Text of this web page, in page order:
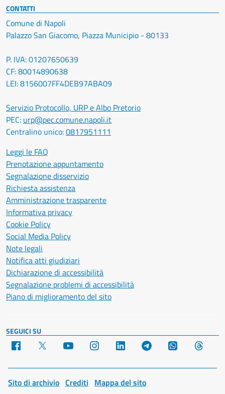
CONTATTI
Comune di Napoli
Palazzo San Giacomo, Piazza Municipio - 80133
P. IVA: 01207650639
CF: 80014890638
LEI: 8156007FF4DEB97ABA09
Servizio Protocollo, URP e Albo Pretorio
PEC: urp@pec.comune.napoli.it
Centralino unico:0817951111
Leggi le FAQ
Prenotazione appuntamento
Segnalazione disservizio
Richiesta assistenza
Amministrazione trasparente
Informativa privacy
Cookie Policy
Social Media Policy
Note legali
Notifica atti giudiziari
Dichiarazione di accessibilità
Segnalazione problemi di accessibilità
Piano di miglioramento del sito
SEGUICI SU
Facebook YouTube Instagram LinkedIn Telegram WhatsApp
Sito di archivio Crediti Mappa del sito